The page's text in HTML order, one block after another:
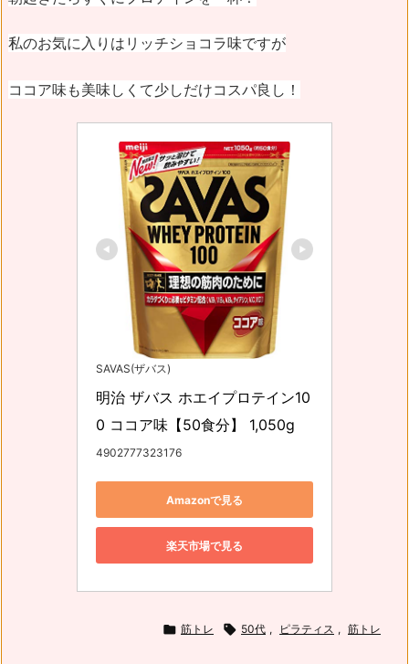
私のお気に入りはリッチショコラ味ですが
ココア味も美味しくて少しだけコスパ良し！
SAVAS(ザバス)
明治 ザバス ホエイプロテイン10
0 ココア味【50食分】 1,050g
4902777323176
Amazonで見る
楽天市場で見る
 筋トレ  50代 , ピラティス , 筋トレ